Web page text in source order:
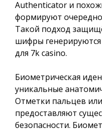
Authenticator и
формируют
Такой подход
шифры
для 7k casino.
Биометрическая
уникальные
Отметки пальцев
предоставляют
безопасности.